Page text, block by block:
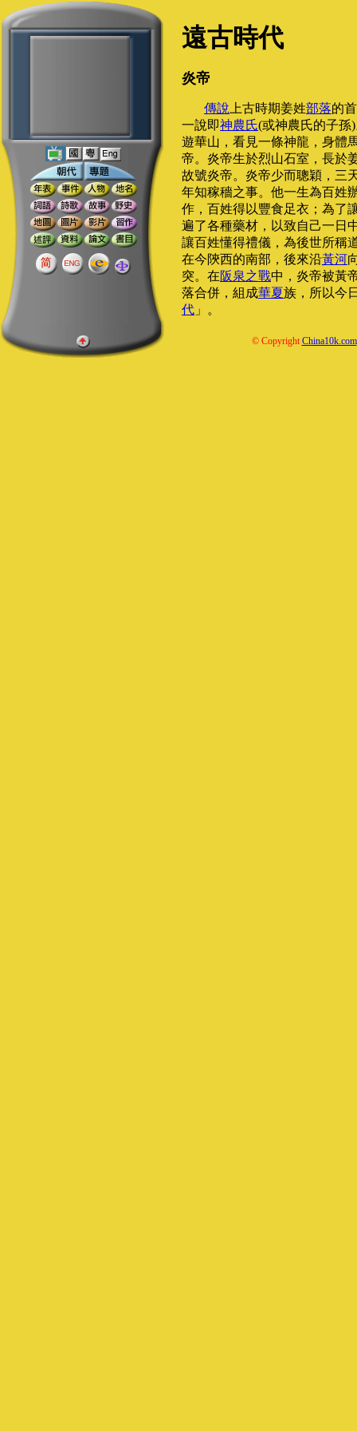
遠古時代
炎帝
傳說 上古時期姜姓部落的
一說即神農氏(或神農氏的子孫
遊華山，看見一條神龍，身體
帝。炎帝生於烈山石室，長於
故號炎帝。炎帝少而聰穎，三
年知稼穡之事。他一生為百姓
作，百姓得以豐食足衣；為了
遍了各種藥材，以致自己一日
讓百姓懂得禮儀，為後世所稱
在今陝西的南部，後來沿黃河
突。在阪泉之戰中，炎帝被黃
落合併，組成華夏族，所以今
代 」。
© CopyrightChina10k.com